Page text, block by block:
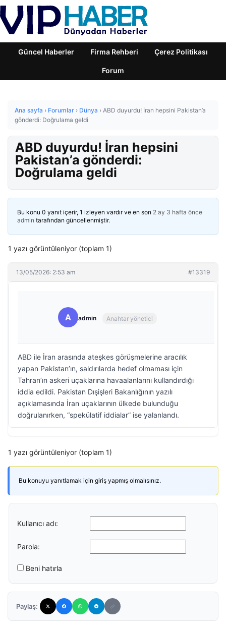
Güncel Haberler Firma Rehberi Çerez Politikası
Forum
Ana sayfa › Forumlar › Dünya › ABD duyurdu! İran hepsini Pakistan’a
gönderdi: Doğrulama geldi
ABD duyurdu! İran hepsini
Pakistan’a gönderdi:
Doğrulama geldi
Bu konu 0 yanıt içerir, 1 izleyen vardır ve en son 2 ay 3 hafta önce
admin tarafından güncellenmiştir.
1 yazı görüntüleniyor (toplam 1)
13/05/2026: 2:53 am #13319
A admin Anahtar yönetici
ABD ile İran arasında ateşkes görüşmelerine aracılık
yapan Pakistan’ın, saldırılarda hedef olmaması için
Tahran’ın askeri uçaklarına havaalanlarını kullandırdığı
iddia edildi. Pakistan Dışişleri Bakanlığının yazılı
açıklamasında İran uçaklarının ülkede bulunduğu
doğrulanırken, “spekülatif iddialar” ise yalanlandı.
1 yazı görüntüleniyor (toplam 1)
Bu konuyu yanıtlamak için giriş yapmış olmalısınız.
Kullanıcı adı:
Parola:
Beni hatırla
Paylaş: